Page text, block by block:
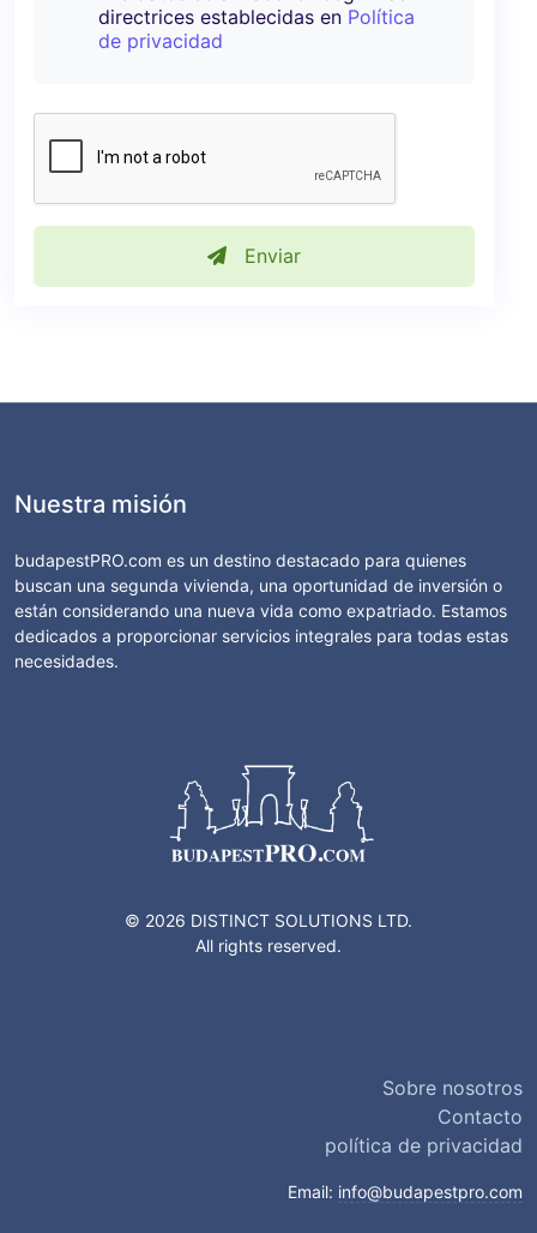
directrices establecidas en Política
de privacidad
Enviar
Nuestra misión
budapestPRO.com es un destino destacado para quienes
buscan una segunda vivienda, una oportunidad de inversión o
están considerando una nueva vida como expatriado. Estamos
dedicados a proporcionar servicios integrales para todas estas
necesidades.
© 2026 DISTINCT SOLUTIONS LTD.
All rights reserved.
Sobre nosotros
Contacto
política de privacidad
Email: info@budapestpro.com